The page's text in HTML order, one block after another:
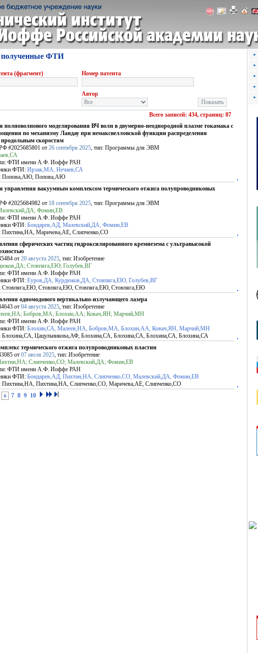
ФТИ
(фрагмент) Номер патента
Автор
Всего записей: 434, страниц: 87
полноволнового моделирования ВЧ волн в двумерно-неоднородной плазме токамака с
по механизму Ландау при немаксвелловской функции распределения
продольным скоростям
#2025685801 от 26 сентября 2025, тип: Программы для ЭВМ
ФТИ имени А.Ф. Иоффе РАН
ФТИ: Ирзак,МА, Нечаев,СА
Попова,АЮ, Попова,АЮ
управления вакуумным комплексом термического отжига полупроводниковых
#2025684982 от 18 сентября 2025, тип: Программы для ЭВМ
Фомин,ЕВ
ФТИ имени А.Ф. Иоффе РАН
ФТИ: Бондарев,АД, Малевский,ДА, Фомин,ЕВ
Пихтина,НА, Маричева,АЕ, Слипченко,СО
сферических частиц гидроксилированного кремнезема с ультравысокой
от 20 августа 2025, тип: Изобретение
Стовпяга,ЕЮ; Голубев,ВГ
ФТИ имени А.Ф. Иоффе РАН
ФТИ: Еуров,ДА, Курдюков,ДА, Стовпяга,ЕЮ, Голубев,ВГ
Стовпяга,ЕЮ, Стовпяга,ЕЮ, Стовпяга,ЕЮ, Стовпяга,ЕЮ
одномодового вертикально-излучающего лазера
от 04 августа 2025, тип: Изобретение
Бобров,МА; Блохин,АА; Ковач,ЯН; Марчий,МН
ФТИ имени А.Ф. Иоффе РАН
ФТИ: Блохин,СА, Малеев,НА, Бобров,МА, Блохин,АА, Ковач,ЯН, Марчий,МН
Блохина,СА, Цацульникова,АФ, Блохина,СА, Блохина,СА, Блохина,СА, Блохина,СА
термического отжига полупроводниковых пластин
от 07 июля 2025, тип: Изобретение
Слипченко,СО; Малевский,ДА; Фомин,ЕВ
ФТИ имени А.Ф. Иоффе РАН
ФТИ: Бондарев,АД, Пихтин,НА, Слипченко,СО, Малевский,ДА, Фомин,ЕВ
Пихтина,НА, Пихтина,НА, Слипченко,СО, Маричева,АЕ, Слипченко,СО
6 7 8 9 10